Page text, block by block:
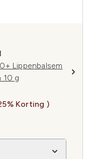
Lippenbalsem
10 g
Price:
Korting )